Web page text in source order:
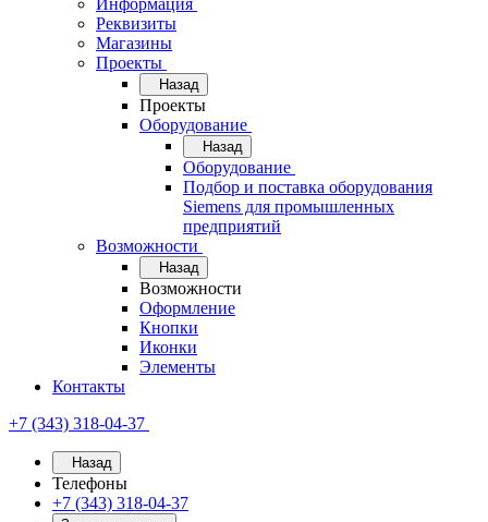
Информация
Реквизиты
Магазины
Проекты
Назад
Проекты
Оборудование
Назад
Оборудование
Подбор и поставка оборудования
Siemens для промышленных
предприятий
Возможности
Назад
Возможности
Оформление
Кнопки
Иконки
Элементы
Контакты
+7 (343) 318-04-37
Назад
Телефоны
+7 (343) 318-04-37